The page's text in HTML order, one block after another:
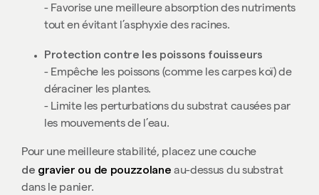
- Favorise une meilleure absorption des nutriments
tout en évitant l’asphyxie des racines.
Protection contre les poissons fouisseurs
- Empêche les poissons (comme les carpes koï) de
déraciner les plantes.
- Limite les perturbations du substrat causées par
les mouvements de l’eau.
Pour une meilleure stabilité, placez une couche
de gravier ou de pouzzolane au-dessus du substrat
dans le panier.